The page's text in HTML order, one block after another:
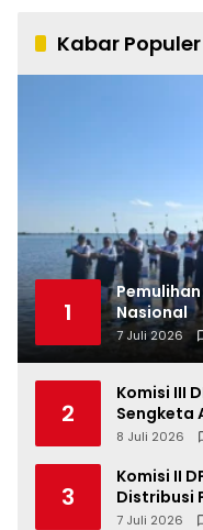
Kabar Populer
1
Nasional
7 Juli 2026
2
Komisi III
Sengketa
Dua
8 Juli 2026
3
Komisi II
Distribusi
Lape
7 Juli 2026